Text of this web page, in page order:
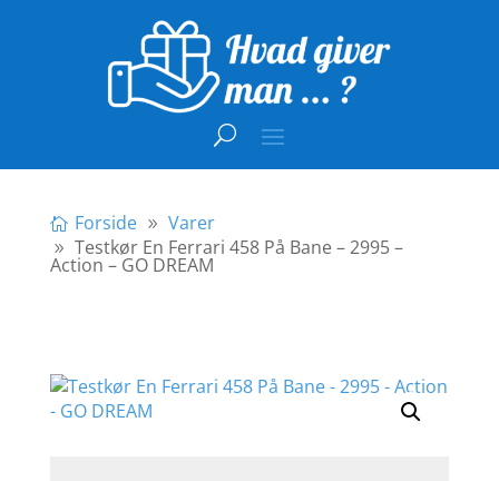
Forside
Varer
Testkør En Ferrari 458 På Bane – 2995 –
Action – GO DREAM